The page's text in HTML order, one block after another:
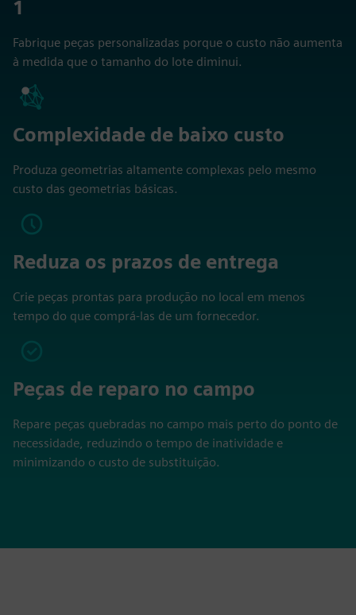
1
Fabrique peças personalizadas porque o custo não aumenta
à medida que o tamanho do lote diminui.
Complexidade de baixo custo
Produza geometrias altamente complexas pelo mesmo
custo das geometrias básicas.
Reduza os prazos de entrega
Crie peças prontas para produção no local em menos
tempo do que comprá-las de um fornecedor.
Peças de reparo no campo
Repare peças quebradas no campo mais perto do ponto de
necessidade, reduzindo o tempo de inatividade e
minimizando o custo de substituição.